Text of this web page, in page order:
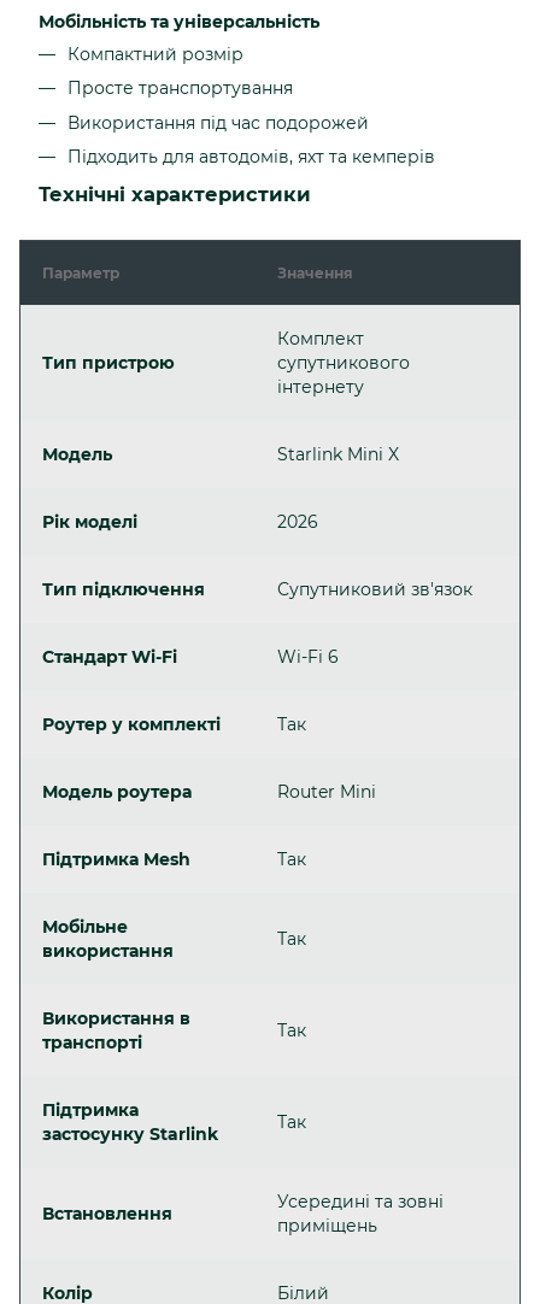
Мобільність та універсальність
Компактний розмір
Просте транспортування
Використання під час подорожей
Підходить для автодомів, яхт та кемперів
Технічні характеристики
Параметр Значення
Тип пристрою
Комплект
супутникового
інтернету
Модель Starlink Mini X
Рік моделі 2026
Тип підключення Супутниковий зв'язок
Стандарт Wi-Fi Wi-Fi 6
Роутер у комплекті Так
Модель роутера Router Mini
Підтримка Mesh Так
Мобільне
використання
Так
Використання в
транспорті
Так
Підтримка
застосунку Starlink
Так
Встановлення
Усередині та зовні
приміщень
Колір Білий